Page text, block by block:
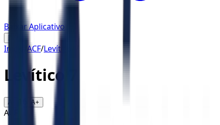
Baixar Aplicativo
☰
Início ACF/Levítico
Levítico
A- A+
ACF